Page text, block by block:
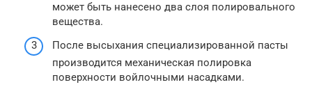
может быть нанесено два слоя полировального
вещества.
После высыхания специализированной пасты
производится механическая полировка
поверхности войлочными насадками.